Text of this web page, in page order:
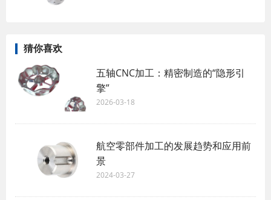
猜你喜欢
五轴CNC加工：精密制造的“隐形引
擎”
2026-03-18
航空零部件加工的发展趋势和应用前
景
2024-03-27